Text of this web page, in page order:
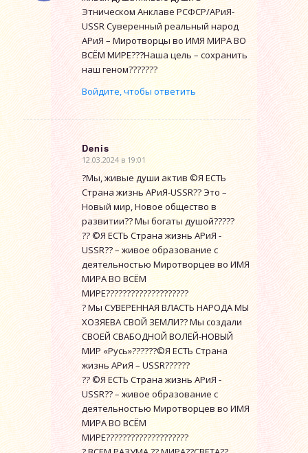
Этническом Анклаве РСФСР/АРиЯ-
USSR Суверенный реальный народ
АРиЯ – Миротворцы во ИМЯ МИРА ВО
ВСЁМ МИРЕ???Наша цель – сохранить
наш геном???????
Войдите, чтобы ответить
Denis
говорит:
12.03.2024 в 19:01
?Мы, живые души актив ©Я ЕСТЬ
Страна жизнь АРиЯ-USSR?? Это –
Новый мир, Новое общество в
развитии?? Мы богаты душой?????
?? ©Я ЕСТЬ Страна жизнь АРиЯ -
USSR?? – живое образование с
деятельностью Миротворцев во ИМЯ
МИРА ВО ВСЁМ
МИРЕ????????????????????
? Мы СУВЕРЕННАЯ ВЛАСТЬ НАРОДА МЫ
ХОЗЯЕВА СВОЙ ЗЕМЛИ?? Мы создали
СВОЕЙ СВАБОДНОЙ ВОЛЕЙ-НОВЫЙ
МИР «Русь»??????©Я ЕСТЬ Страна
жизнь АРиЯ – USSR??????
?? ©Я ЕСТЬ Страна жизнь АРиЯ -
USSR?? – живое образование с
деятельностью Миротворцев во ИМЯ
МИРА ВО ВСЁМ
МИРЕ????????????????????